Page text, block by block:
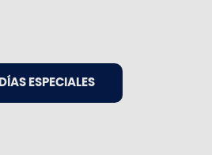
DÍAS ESPECIALES